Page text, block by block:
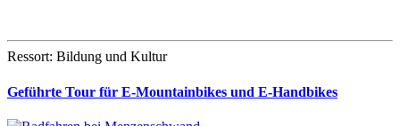
Ressort: Bildung und Kultur
Geführte Tour für E-Mountainbikes und E-Handbikes